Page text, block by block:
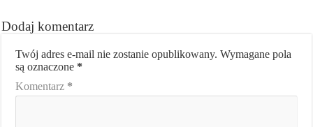
Dodaj komentarz
Twój adres e-mail nie zostanie opublikowany. Wymagane pola
są oznaczone *
Komentarz *